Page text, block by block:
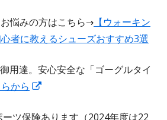
ド
ウ
悩みの方はこちら→ 【ウォーキン
者に教えるシューズおすすめ3選
用達。安心安全な「ゴーグルタイ
から
ツ保険あります（2024年度は22